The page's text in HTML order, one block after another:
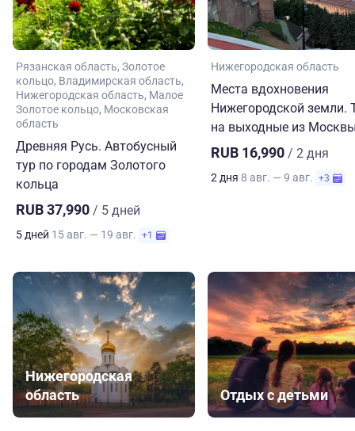
Рязанская область Золотое
кольцо Владимирская область
Нижегородская область Малое
Золотое кольцо Московская
область
Древняя Русь. Автобусный
тур по городам Золотого
кольца
RUB 37,990 / 5 дней
5 дней 15 авг. — 19 авг. +1
Нижегородская область
Места вдохновения
Нижегородской земли.
на выходные из
RUB 16,990 / 2 дня
2 дня 8 авг. — 9 авг. +3
Нижегородская
область
Отдых с детьми